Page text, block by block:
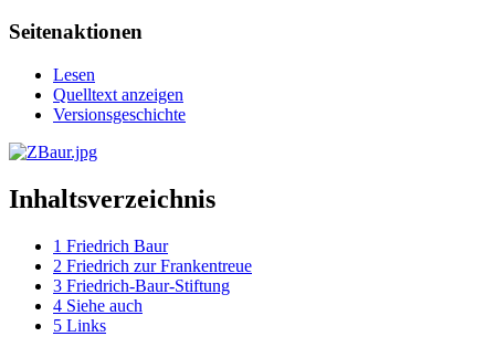
Seitenaktionen
Lesen
Quelltext anzeigen
Versionsgeschichte
Inhaltsverzeichnis
1 Friedrich Baur
2 Friedrich zur Frankentreue
3 Friedrich-Baur-Stiftung
4 Siehe auch
5 Links